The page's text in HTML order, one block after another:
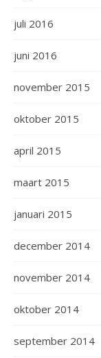
juli 2016
juni 2016
november 2015
oktober 2015
april 2015
maart 2015
januari 2015
december 2014
november 2014
oktober 2014
september 2014